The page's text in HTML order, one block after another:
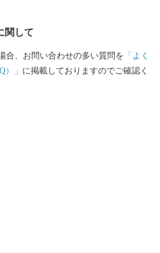
関して
合、お問い合わせの多い質問を 「よく
）」 に掲載しておりますのでご確認く